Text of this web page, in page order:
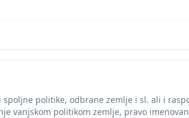
politike, odbrane zemlje i sl. ali i
vanjskom politikom zemlje, pravo